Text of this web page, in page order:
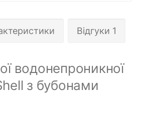
Відгуки 1
водонепроникної
з бубонами